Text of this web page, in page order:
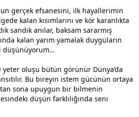
gerçek efsanesini, ilk hayallerimin
kalan kısımlarını ve kör karanlıkta
sandık anılar, baksam sararmış
kalan yarım yamalak duyguların
düşünüyorum…
oluşu bütün görünür Dünya’da
Bu bireyin istem gücünün ortaya
sona upuygun bir bilmenin
düşün farklılığında seni